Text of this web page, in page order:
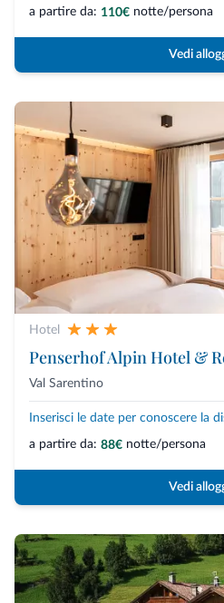
a partire da: 110€ notte/persona
Vedi
Hotel
Penserhof Alpin Hotel &
Val Sarentino
Inserisci le date per conoscere la
a partire da: 88€ notte/persona
Vedi